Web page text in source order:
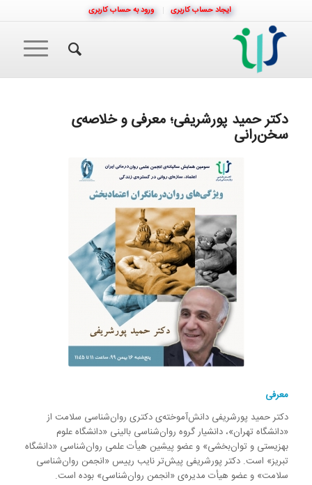
ایجاد حساب کاربری ورود به حساب کاربری
دکتر حمید پورشریفی؛ معرفی و خلاصه‌ی
سخن‌رانی
معرفی
دکتر حمید پورشریفی دانش‌آموخته‌ی دکتری روان‌شناسی سلامت از
«دانشگاه تهران»، دانشیار گروه روان‌شناسی بالینی «دانشگاه علوم
بهزیستی و توان‌بخشی» و عضو پیشین هیأت علمی روان‌شناسی «دانشگاه
تبریز» است. دکتر پورشریفی پیش‌تر نایب رییس «انجمن روان‌شناسی
سلامت» و عضو هیأت مدیره‌ی «انجمن روان‌شناسی» بوده است.